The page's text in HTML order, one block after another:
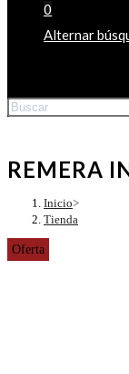
0
Alternar
REMERA
Inicio>
Tienda
Oferta